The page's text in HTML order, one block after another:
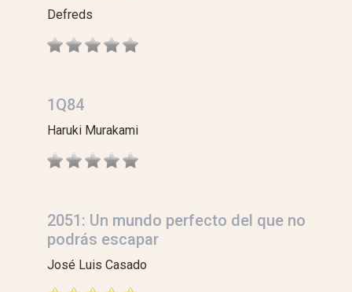
Defreds
1Q84
Haruki Murakami
2051: Un mundo perfecto del que no
podrás escapar
José Luis Casado